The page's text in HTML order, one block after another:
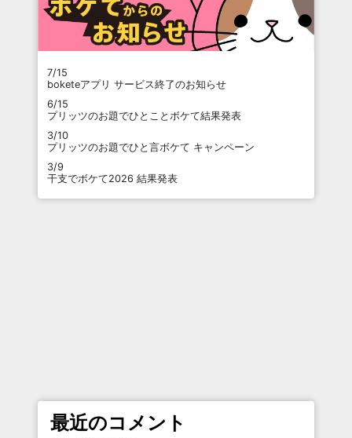
7/15
boketeアプリ サービス終了のお知らせ
6/15
プリッツのお題でひとことボケて結果発表
3/10
プリッツのお題でひと言ボケて キャンペーン
3/9
干支でボケて2026 結果発表
最近のコメント